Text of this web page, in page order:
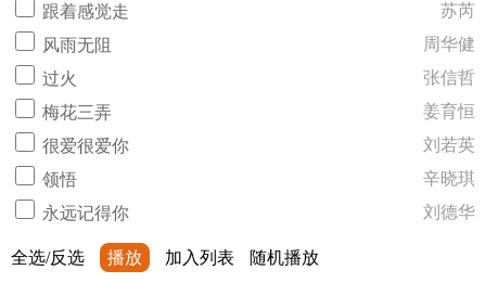
跟着感觉走
苏芮
风雨无阻
周华健
过火
张信哲
梅花三弄
姜育恒
很爱很爱你
刘若英
领悟
辛晓琪
永远记得你
刘德华
全选/反选 播放 加入列表 随机播放